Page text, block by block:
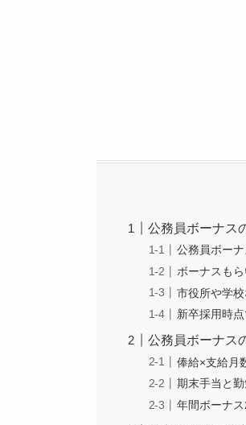
公務員ボーナス
公務員ボー
ボーナスも
市役所や学
新卒採用時
公務員ボーナス
俸給×支給月
期末手当と
年間ボーナ